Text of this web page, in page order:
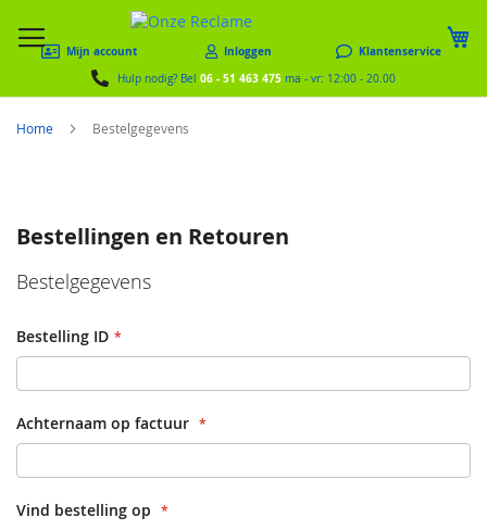
Mijn account Inloggen Klantenservice
Hulp nodig? Bel 06 - 51 463 475 ma - vr: 12:00 - 20.00
Home Bestelgegevens
Bestellingen en Retouren
Bestelgegevens
Bestelling ID
Achternaam op factuur
Vind bestelling op